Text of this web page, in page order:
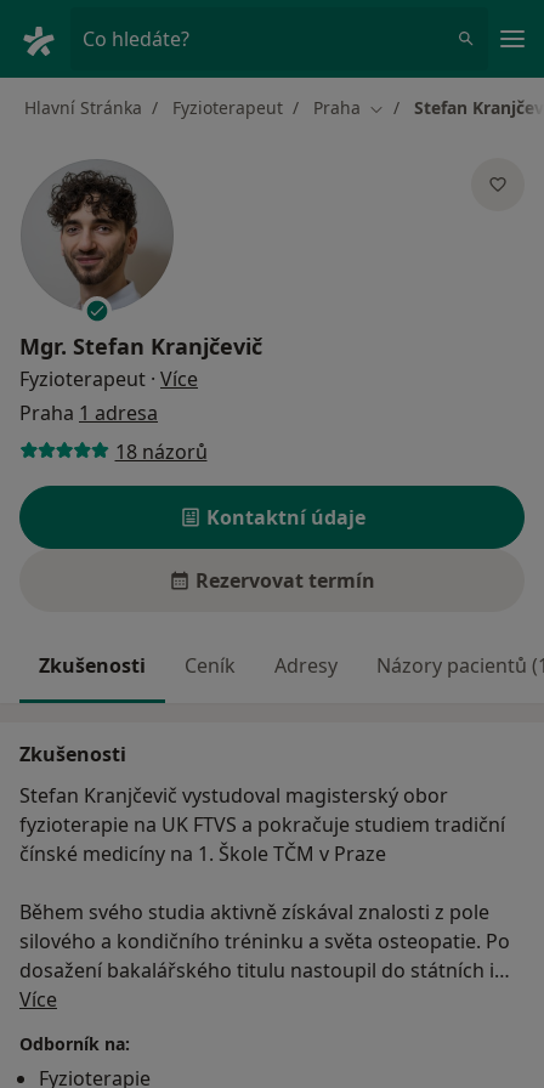
Co hledáte?
Hlavní Stránka Fyzioterapeut Praha Změna města
Stefan
Mgr. Stefan Kranjčevič
Fyzioterapeut · Více
Praha 1 adresa
18 názorů
Kontaktní údaje
Rezervovat termín
Zkušenosti Ceník Adresy Názory pacientů
Zkušenosti
Stefan Kranjčevič vystudoval magisterský obor
fyzioterapie na UK FTVS a pokračuje studiem tradiční
čínské medicíny na 1. Škole TČM v Praze
Během svého studia aktivně získával znalosti z pole
silového a kondičního tréninku a světa osteopatie. Po
dosažení bakalářského titulu nastoupil do státních i
soukromých ambulancí, kde měl možnost pracovat s
různorodými diagnózami ve spolupráci špičkových
rehabilitačních lékařů i ortopedů. V současnosti
Více
Odborník na:
Fyzioterapie